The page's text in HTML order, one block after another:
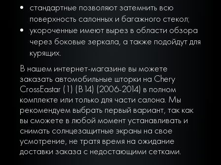
стандартные позволяют затемнить всю
поверхность салонных и багажного стекол;
укороченные имеют вырез в области обзора
через боковые зеркала, а также подойдут для
курящих.
В нашем интернет-магазине вы можете
заказать автомобильные шторки на Chery
CrossEastar (1) (B14) (2006-2014) в полном
комплекте или только для части салона. Мы
рекомендуем выбрать первый вариант, так как
вы сможете в любой момент устанавливать и
снимать солнцезащитные экраны на свое
усмотрение, не тратя время на ожидание
доставки заказа с недостающими сетками.